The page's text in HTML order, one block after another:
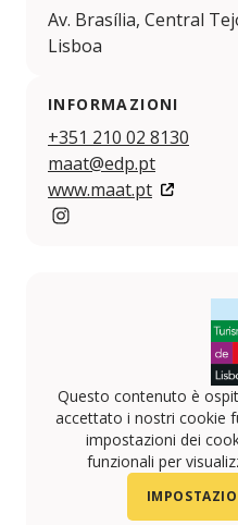
Av. Brasília, Central
Lisboa
INFORMAZIONI
+351 210 02 8130
maat@edp.pt
www.maat.pt
Questo contenuto è
accettato i nostri cookie
impostazioni dei
funzionali per